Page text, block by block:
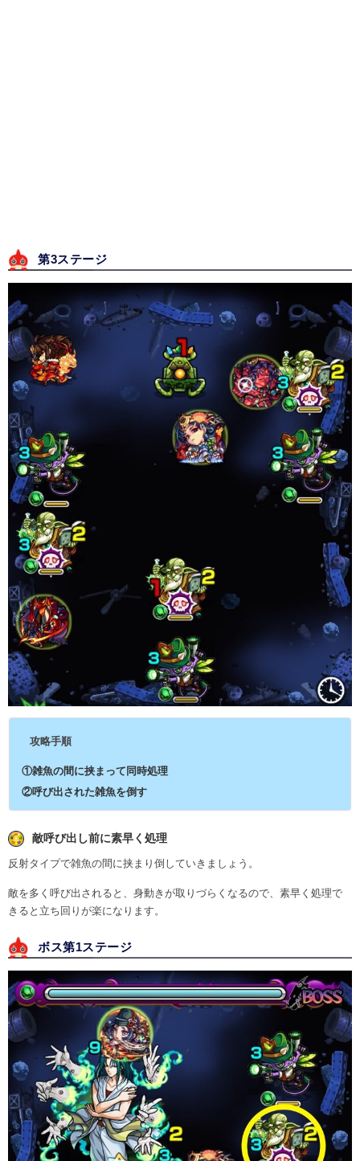
第3ステージ
攻略手順
①雑魚の間に挟まって同時処理
②呼び出された雑魚を倒す
敵呼び出し前に素早く処理
反射タイプで雑魚の間に挟まり倒していきましょう。
敵を多く呼び出されると、身動きが取りづらくなるので、素早く処理で
きると立ち回りが楽になります。
ボス第1ステージ